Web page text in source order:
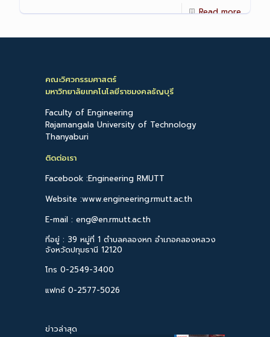
Read more
คณะวิศวกรรมศาสตร์
มหาวิทยาลัยเทคโนโลยีราชมงคลธัญบุรี
Faculty of Engineering
Rajamangala University of Technology
Thanyaburi
ติดต่อเรา
Facebook :Engineering RMUTT
Website :www.engineering.rmutt.ac.th
E-mail : eng@en.rmutt.ac.th
ที่อยู่ : 39 หมู่ที่ 1 ตำบลคลองหก อำเภอคลองหลวง
จังหวัดปทุมธานี 12120
โทร 0-2549-3400
แฟกซ์ 0-2577-5026
ข่าวล่าสุด